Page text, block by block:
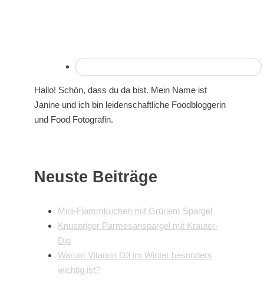
Hallo! Schön, dass du da bist. Mein Name ist
Janine und ich bin leidenschaftliche Foodbloggerin
und Food Fotografin.
Neuste Beiträge
Mini-Flammkuchen mit Grünem Spargel
Knuspriger Parmesanspargel mit Kräuter-
Dip
Warum Vitamin D3 im Winter besonders
wichtig ist?